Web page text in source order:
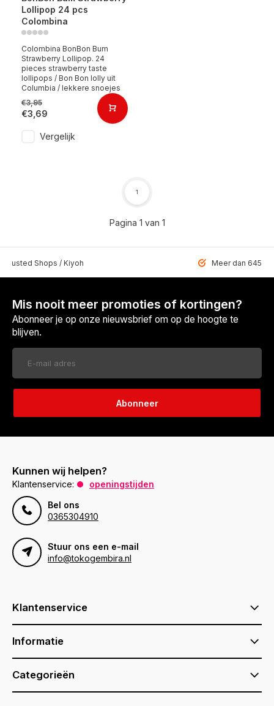
Lollipop 24 pcs
Colombina
Colombina BonBon Bum
Strawberry Lollipop. 24
pieces strawberry taste
lollipops / Bon Bon lolly uit
Columbia / lekkere snoejes
€3,95
€3,69
Vergelijk
Pagina 1 van 1
1
Shops / Kiyoh Meer dan 6459
Mis nooit meer promoties of kortingen?
Abonneer je op onze nieuwsbrief om op de hoogte te
blijven.
Abonneer
Kunnen wij helpen?
Klantenservice:
openingstijden
Bel ons
0365304910
Stuur ons een e-mail
info@tokogembira.nl
Klantenservice
Informatie
Categorieën